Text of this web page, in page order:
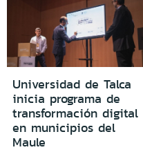
Universidad de Talca
inicia programa de
transformación digital
en municipios del
Maule